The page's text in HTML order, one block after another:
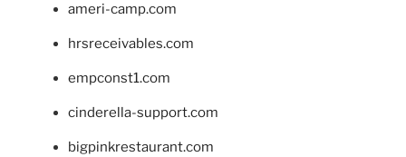
ameri-camp.com
hrsreceivables.com
empconst1.com
cinderella-support.com
bigpinkrestaurant.com